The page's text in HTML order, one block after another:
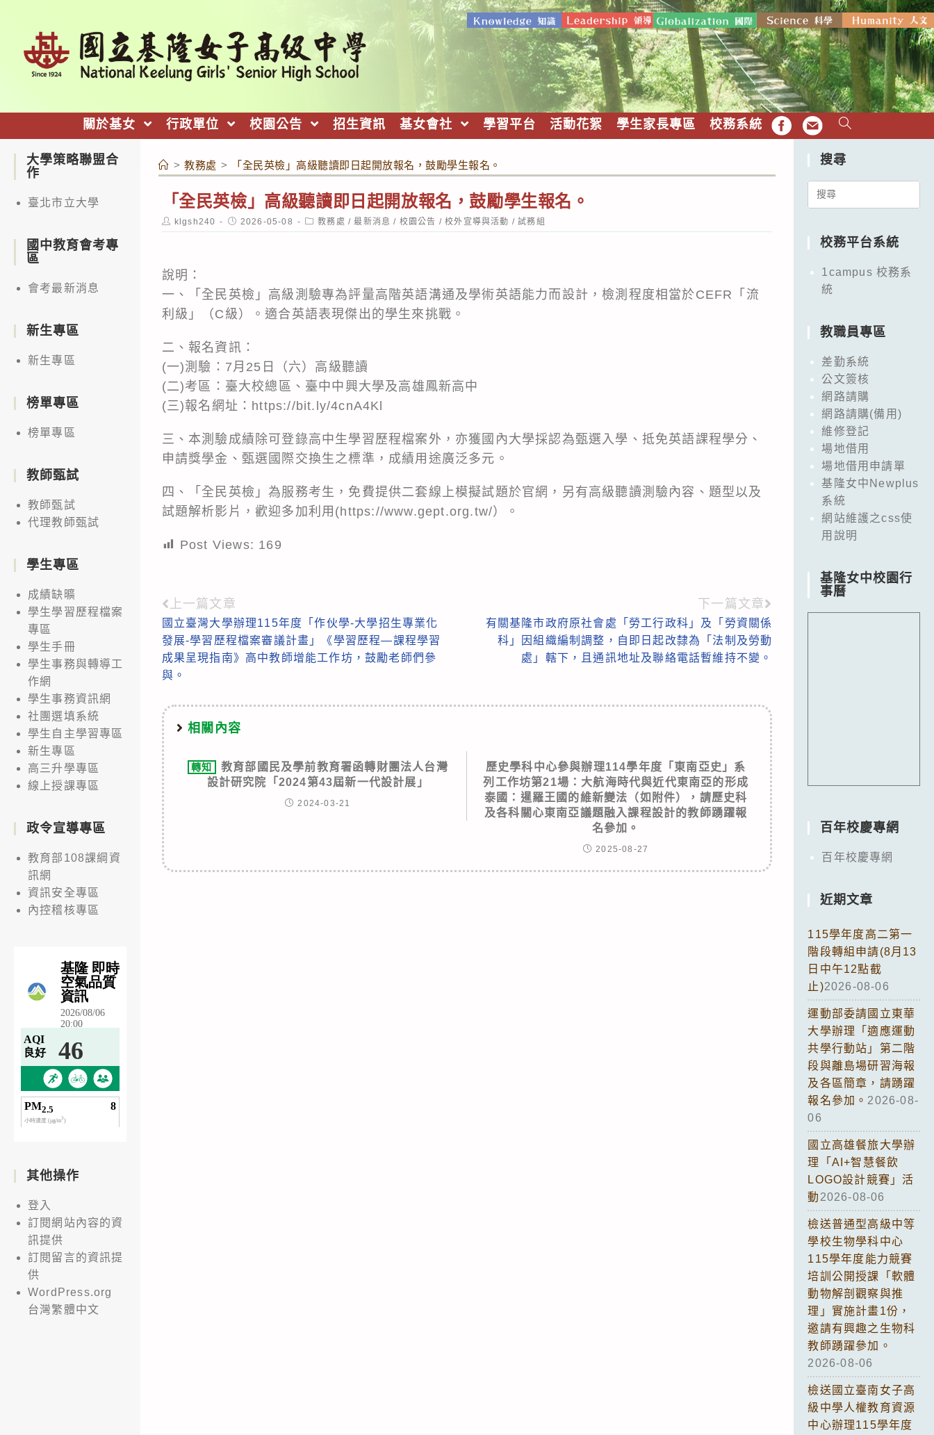
關於基女 行政單位 校園公告 招生資訊 基女會社 學習平台 活動花絮 學生家長專區 校務系統 FB EMAIL
> 教務處 > 「全民英檢」高級聽讀即日起開放報名，鼓勵學生報名。
「全民英檢」高級聽讀即日起開放報名，鼓勵學生報名。
Post
author:
klgsh240
Post
published:
2026-05-08
Post
category:
教務處 / 最新消息 / 校園公告 / 校外宣導與活動 / 試務組
說明：
一、「全民英檢」高級測驗專為評量高階英語溝通及學術英語能力而設計，檢測程度相當於CEFR「流
利級」（C級）。適合英語表現傑出的學生來挑戰。
二、報名資訊：
(一)測驗：7月25日（六）高級聽讀
(二)考區：臺大校總區、臺中中興大學及高雄鳳新高中
(三)報名網址： https://bit.ly/4cnA4Kl
三、本測驗成績除可登錄高中生學習歷程檔案外，亦獲國內大學採認為甄選入學、抵免英語課程學分、
申請獎學金、甄選國際交換生之標準，成績用途廣泛多元。
四、「全民英檢」為服務考生，免費提供二套線上模擬試題於官網，另有高級聽讀測驗內容、題型以及
試題解析影片，歡迎多加利用(https://www.gept.org.tw/）。
Post Views: 169
Read
more
articles
上一篇文章
國立臺灣大學辦理115年度「作伙學-大學招生專業化
發展-學習歷程檔案審議計畫」《學習歷程—課程學習
成果呈現指南》高中教師增能工作坊，鼓勵老師們參
與。
下一篇文章
有關基隆市政府原社會處「勞工行政科」及「勞資關係
科」因組織編制調整，自即日起改隸為「法制及勞動
處」轄下，且通訊地址及聯絡電話暫維持不變。
相關內容
轉知
教育部國民及學前教育署函轉財團法人台灣
設計研究院「2024第43屆新一代設計展」
2024-03-21
歷史學科中心參與辦理114學年度「東南亞史」系
列工作坊第21場：大航海時代與近代東南亞的形成
泰國：暹羅王國的維新變法（如附件），請歷史科
及各科關心東南亞議題融入課程設計的教師踴躍報
名參加。
2025-08-27
大學策略聯盟合
作
臺北市立大學
國中教育會考專
區
會考最新消息
新生專區
新生專區
榜單專區
榜單專區
教師甄試
教師甄試
代理教師甄試
學生專區
成績缺曠
學生學習歷程檔案
專區
學生手冊
學生事務與轉導工
作網
學生事務資訊網
社團選填系統
學生自主學習專區
新生專區
高三升學專區
線上授課專區
政令宣導專區
教育部108課綱資
訊網
資訊安全專區
內控稽核專區
其他操作
登入
訂閱網站內容的資
訊提供
訂閱留言的資訊提
供
WordPress.org
台灣繁體中文
搜尋
Search
校務平台系統
1campus 校務系
統
教職員專區
差勤系統
公文簽核
網路請購
網路請購(備用)
維修登記
場地借用
場地借用申請單
基隆女中Newplus
系統
網站維護之css使
用說明
基隆女中校園行
事曆
百年校慶專網
百年校慶專網
近期文章
115學年度高二第一
階段轉組申請(8月13
日中午12點截
止)2026-08-06
運動部委請國立東華
大學辦理「適應運動
共學行動站」第二階
段與離島場研習海報
及各區簡章，請踴躍
報名參加。 2026-08-
06
國立高雄餐旅大學辦
理「AI+智慧餐飲
LOGO設計競賽」活
動 2026-08-06
檢送普通型高級中等
學校生物學科中心
115學年度能力競賽
培訓公開授課「軟體
動物解剖觀察與推
理」實施計畫1份，
邀請有興趣之生物科
教師踴躍參加。
2026-08-06
檢送國立臺南女子高
級中學人權教育資源
中心辦理115學年度